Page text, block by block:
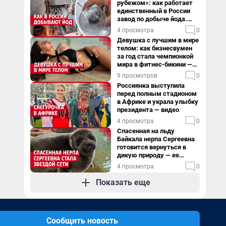
рубежом»: как работает
единственный в России
завод по добыче йода.
Видео
4 просмотра 0
Девушка с лучшим в мире
телом: как бизнесвумен
за год стала чемпионкой
мира в фитнес-бикини —
видео
9 просмотров 0
Россиянка выступила
перед полным стадионом
в Африке и украла улыбку
президента — видео
4 просмотра 0
Спасенная на льду
Байкала нерпа Сергеевна
готовится вернуться в
дикую природу — ее
видеоистория
4 просмотра 0
Показать еще
Сообщить новость